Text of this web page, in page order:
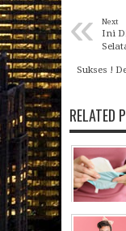
« Next
Ini
Sukses !
RELATED